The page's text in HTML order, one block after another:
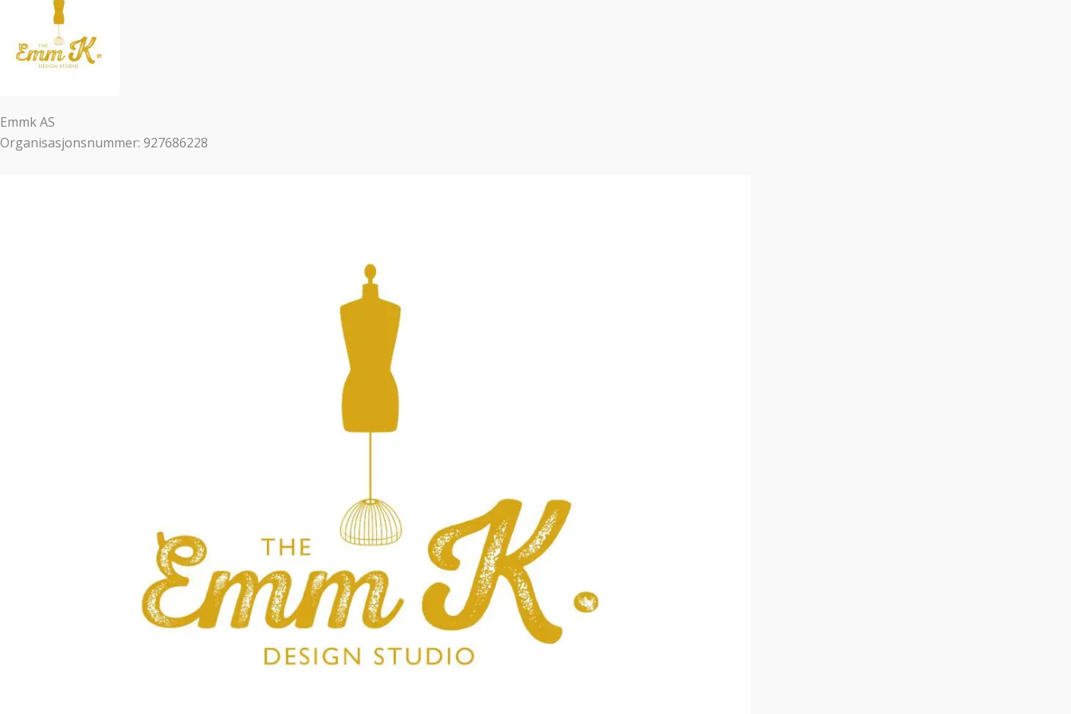
Emmk AS
Organisasjonsnummer: 927686228